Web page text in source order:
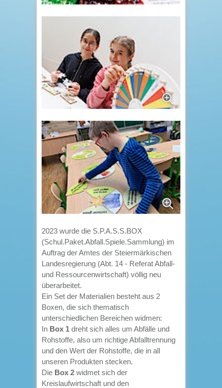
2023 wurde die S.P.A.S.S.BOX
(Schul.Paket.Abfall.Spiele.Sammlung) im
Auftrag der Amtes der Steiermärkischen
Landesregierung (Abt. 14 - Referat Abfall-
und Ressourcenwirtschaft) völlig neu
überarbeitet.
Ein Set der Materialien besteht aus 2
Boxen, die sich thematisch
unterschiedlichen Bereichen widmen:
In Box 1 dreht sich alles um Abfälle und
Rohstoffe, also um richtige Abfalltrennung
und den Wert der Rohstoffe, die in all
unseren Produkten stecken.
Die Box 2 widmet sich der
Kreislaufwirtschaft und den